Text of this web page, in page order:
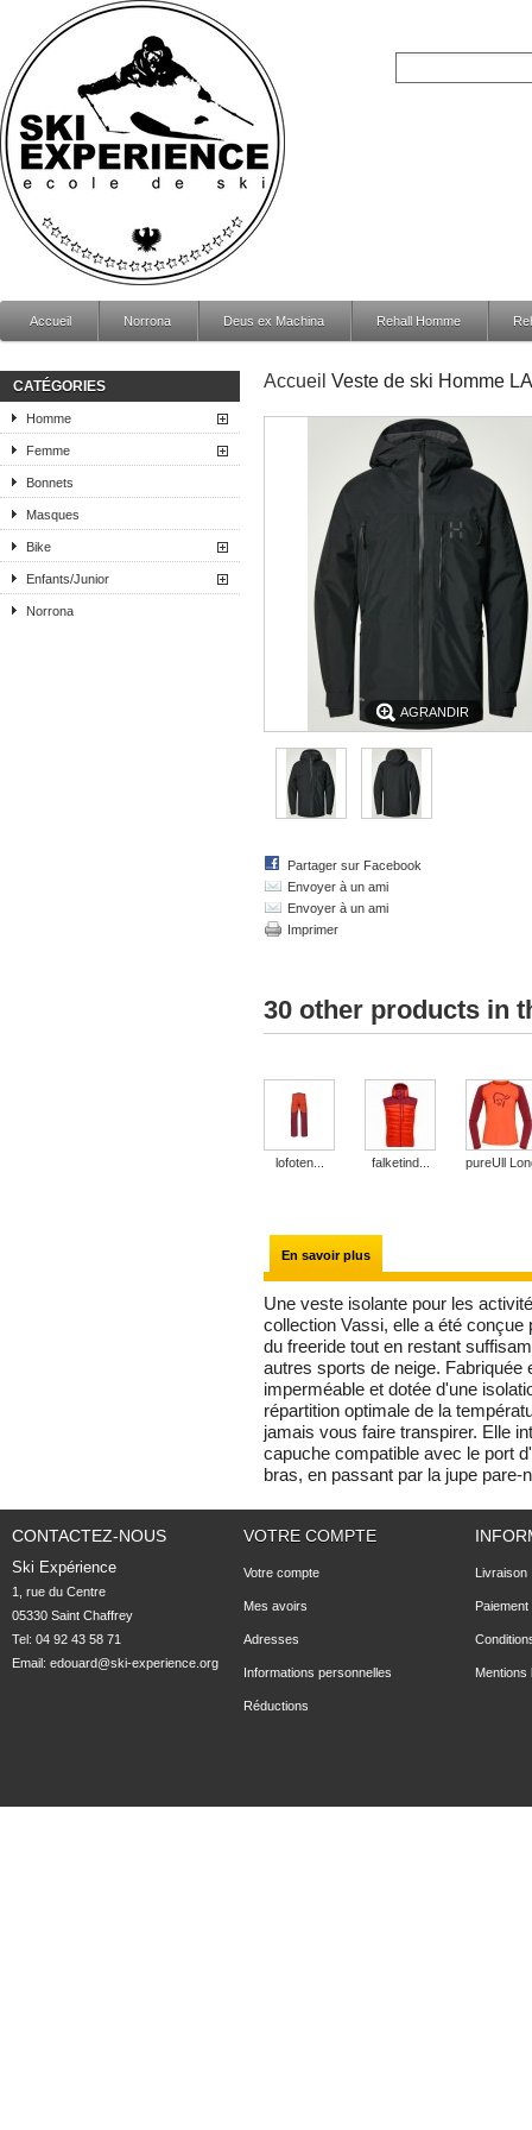
Accueil Norrona Deus ex Machina Rehall Homme
CATÉGORIES
Homme
Femme
Bonnets
Masques
Bike
Enfants/Junior
Norrona
Accueil Veste de ski Homme
AGRANDIR
Partager sur Facebook
Envoyer à un ami
Envoyer à un ami
Imprimer
30 other products in
lofoten... falketind... pureUll
En savoir plus
Une veste isolante pour les
collection Vassi, elle a été
du freeride tout en restant
autres sports de neige.
imperméable et dotée d'une
répartition optimale de la
jamais vous faire transpirer. Elle
capuche compatible avec le port
bras, en passant par la jupe pare-
CONTACTEZ-NOUS
Ski Expérience
1, rue du Centre
05330 Saint Chaffrey
Tel: 04 92 43 58 71
Email: edouard@ski-experience.org
VOTRE COMPTE
Votre compte
Mes avoirs
Adresses
Informations personnelles
Réductions
Livraison
Mentions